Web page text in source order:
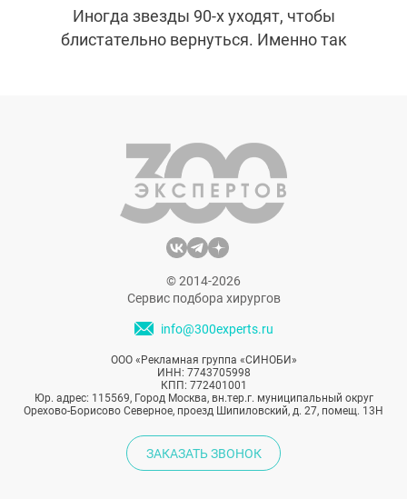
Иногда звезды 90-х уходят, чтобы
блистательно вернуться. Именно так
ролям в «Очень странных делах» и «Как
женить холостяка». Кажется, за время
отсутствия Вайнона Райдер похорошела
еще больше.
© 2014-2026
Сервис подбора хирургов
info@300experts.ru
ООО «Рекламная группа «СИНОБИ»
ИНН: 7743705998
КПП: 772401001
Юр. адрес: 115569, Город Москва, вн.тер.г. муниципальный округ
Орехово-Борисово Северное, проезд Шипиловский, д. 27, помещ. 13Н
ЗАКАЗАТЬ ЗВОНОК